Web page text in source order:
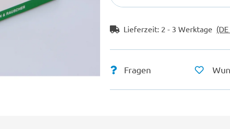
Lieferzeit: 2 - 3 Werktage
Fragen